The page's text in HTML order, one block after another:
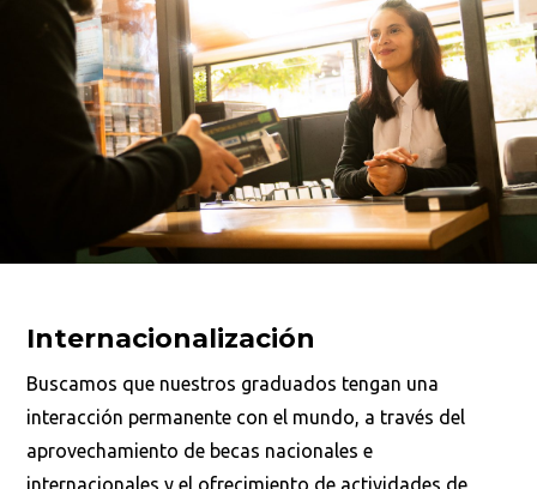
Internacionalización
Buscamos que nuestros graduados tengan una
interacción permanente con el mundo, a través del
aprovechamiento de becas nacionales e
Busca en la escuela
¿Qué buscas?